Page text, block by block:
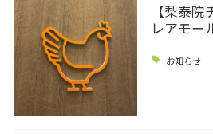
【梨泰
レアモー
お知らせ